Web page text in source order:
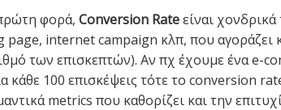
φορά, Conversion Rateείναι
page, internet campaign κλπ, που
των επισκεπτών). Αν πχ έχουμε ένα e-
κάθε 100 επισκέψεις τότε το conversion
metrics που καθορίζει και την